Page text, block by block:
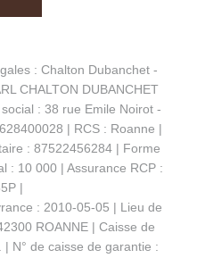
: Chalton Dubanchet -
CHALTON DUBANCHET
: 38 rue Emile Noirot -
| RCS : Roanne |
: 87522456284 | Forme
: 10 000 | Assurance RCP :
|
: 2010-05-05 | Lieu de
ROANNE | Caisse de
N° de caisse de garantie :